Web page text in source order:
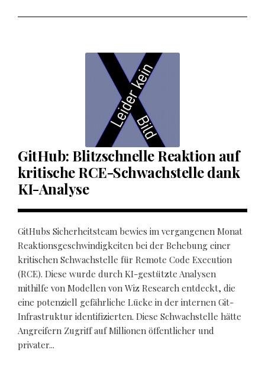
GitHub: Blitzschnelle Reaktion auf
kritische RCE-Schwachstelle dank
KI-Analyse
GitHubs Sicherheitsteam bewies im vergangenen Monat
Reaktionsgeschwindigkeiten bei der Behebung einer
kritischen Schwachstelle für Remote Code Execution
(RCE). Diese wurde durch KI-gestützte Analysen
mithilfe von Modellen von Wiz Research entdeckt, die
eine potenziell gefährliche Lücke in der internen Git-
Infrastruktur identifizierten. Diese Schwachstelle hätte
Angreifern Zugriff auf Millionen öffentlicher und
privater...